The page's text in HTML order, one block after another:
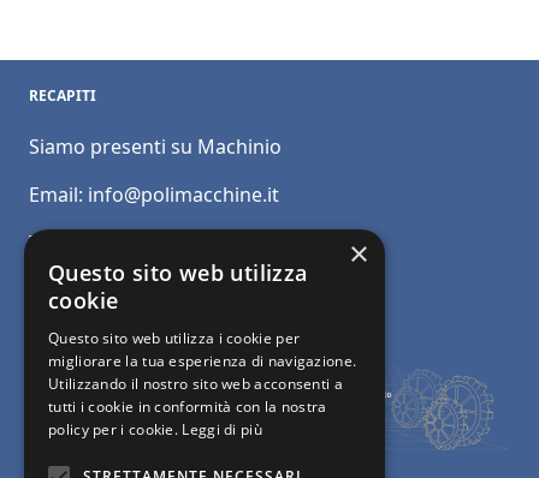
RECAPITI
Siamo presenti su Machinio
Email: info@polimacchine.it
Telefono:
Mobile:+39 348 5110011
×
Questo sito web utilizza
cookie
Questo sito web utilizza i cookie per
migliorare la tua esperienza di navigazione.
Utilizzando il nostro sito web acconsenti a
tutti i cookie in conformità con la nostra
policy per i cookie. Leggi di più